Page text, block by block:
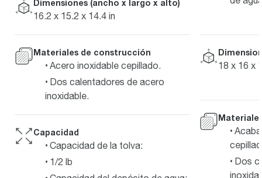
Dimensiones (ancho x largo x alto)
16.2 x 15.2 x 14.4 in
Materiales de construcción
Acero inoxidable cepillado.
Dos calentadores de acero
inoxidable.
Capacidad
Capacidad de la tolva:
1/2 lb
18 x 16 x
Dos